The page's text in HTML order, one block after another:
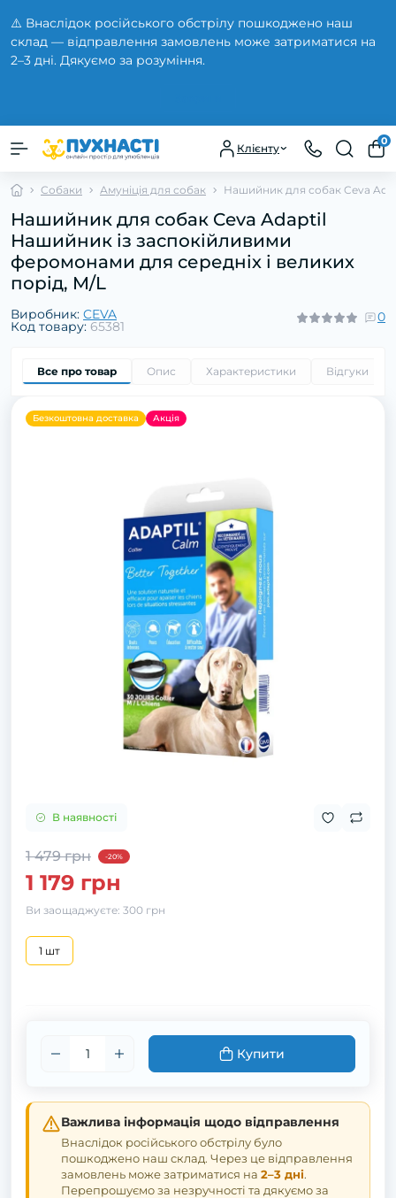
⚠️ Внаслідок російського обстрілу пошкоджено наш
склад — відправлення замовлень може затриматися на
2–3 дні. Дякуємо за розуміння.
Клієнту
0
Собаки Амуніція для собак Нашийник для собак Ceva
Нашийник для собак Ceva Adaptil
Нашийник із заспокійливими
феромонами для середніх і великих
порід, M/L
Виробник: CEVA
Код товару: 65381
0
Все про товар Опис Характеристики Відгуки
Безкоштовна доставка Акція
В наявності
1 479 грн -20%
1 179 грн
Ви заощаджуєте: 300 грн
1 шт
Купити
Важлива інформація щодо відправлення
Внаслідок російського обстрілу було
пошкоджено наш склад. Через це відправлення
замовлень може затриматися на 2–3 дні.
Перепрошуємо за незручності та дякуємо за